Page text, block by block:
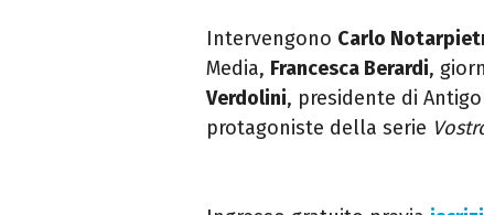
Intervengono Carlo
Media, Francesca Berardi,
Verdolini, presidente di
protagoniste della serie